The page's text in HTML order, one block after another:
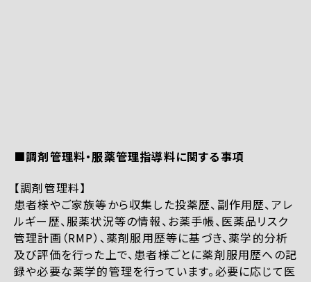
■調剤管理料・服薬管理指導料に関する事項
【調剤管理料】
患者様やご家族等から収集した投薬歴、副作用歴、アレ
ルギー歴、服薬状況等の情報、お薬手帳、医薬品リスク
管理計画（RMP）、薬剤服用歴等に基づき、薬学的分析
及び評価を行った上で、患者様ごとに薬剤服用歴への記
録や必要な薬学的管理を行っています。必要に応じて医